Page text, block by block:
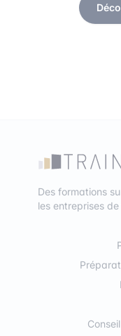
Des formations
les entreprises